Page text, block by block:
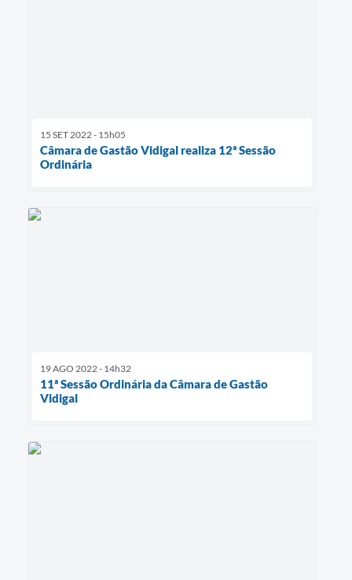
15 SET 2022 - 15h05
Câmara de Gastão Vidigal realiza 12ª Sessão
Ordinária
19 AGO 2022 - 14h32
11ª Sessão Ordinária da Câmara de Gastão
Vidigal